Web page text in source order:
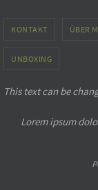
KONTAKT ÜBER
UNBOXING
This text can be
Lorem ipsum